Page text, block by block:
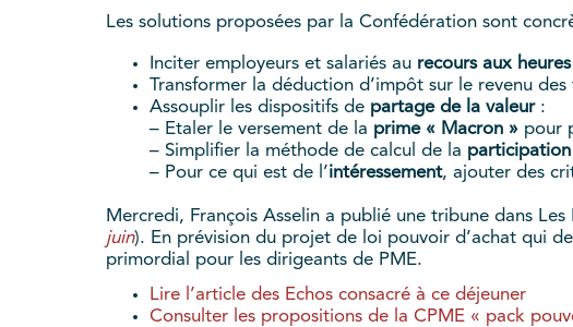
Les solutions proposées par la Confédération sont
Inciter employeurs et salariés au recours aux
Transformer la déduction d’impôt sur le revenu des
Assouplir les dispositifs de partage de la valeur :
– Etaler le versement de la prime « Macron » pour
– Simplifier la méthode de calcul de la participation
– Pour ce qui est de l’intéressement, ajouter des
Mercredi, François Asselin a publié une tribune dans
juin). En prévision du projet de loi pouvoir d’achat qui
primordial pour les dirigeants de PME.
Lire l’article des Echos consacré à ce déjeuner
Consulter les propositions de la CPME « pack